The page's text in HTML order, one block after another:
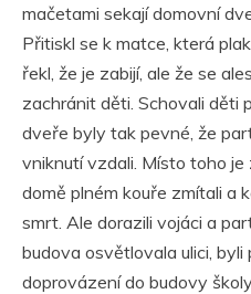
mačetami sekají domovní
Přitiskl se k matce, která
řekl, že je zabijí, ale že se
zachránit děti. Schovali děti
dveře byly tak pevné, že
vniknutí vzdali. Místo toho je
domě plném kouře zmítali a
smrt. Ale dorazili vojáci a
budova osvětlovala ulici,
doprovázení do budovy školy.